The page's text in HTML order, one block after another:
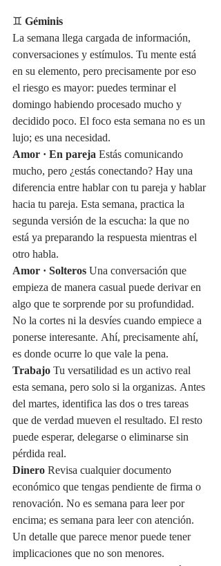
♊ Géminis
La semana llega cargada de información,
conversaciones y estímulos. Tu mente está
en su elemento, pero precisamente por eso
el riesgo es mayor: puedes terminar el
domingo habiendo procesado mucho y
decidido poco. El foco esta semana no es un
lujo; es una necesidad.
Amor · En pareja Estás comunicando
mucho, pero ¿estás conectando? Hay una
diferencia entre hablar con tu pareja y hablar
hacia tu pareja. Esta semana, practica la
segunda versión de la escucha: la que no
está ya preparando la respuesta mientras el
otro habla.
Amor · Solteros Una conversación que
empieza de manera casual puede derivar en
algo que te sorprende por su profundidad.
No la cortes ni la desvíes cuando empiece a
ponerse interesante. Ahí, precisamente ahí,
es donde ocurre lo que vale la pena.
Trabajo Tu versatilidad es un activo real
esta semana, pero solo si la organizas. Antes
del martes, identifica las dos o tres tareas
que de verdad mueven el resultado. El resto
puede esperar, delegarse o eliminarse sin
pérdida real.
Dinero Revisa cualquier documento
económico que tengas pendiente de firma o
renovación. No es semana para leer por
encima; es semana para leer con atención.
Un detalle que parece menor puede tener
implicaciones que no son menores.